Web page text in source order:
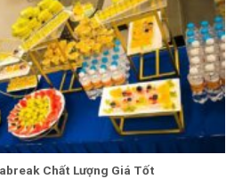
Chất Lượng Giá Tốt